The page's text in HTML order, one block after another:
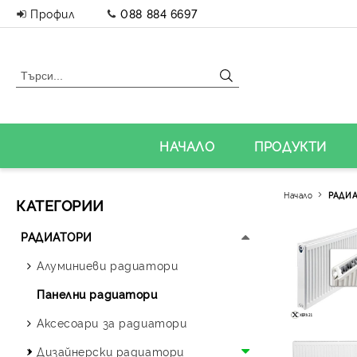
Профил 088 884 6697
НАЧАЛО ПРОДУКТИ
КАТЕГОРИИ
РАДИАТОРИ
Алуминиеви радиатори
Панелни радиатори
Аксесоари за радиатори
Дизайнерски радиатори
Начало